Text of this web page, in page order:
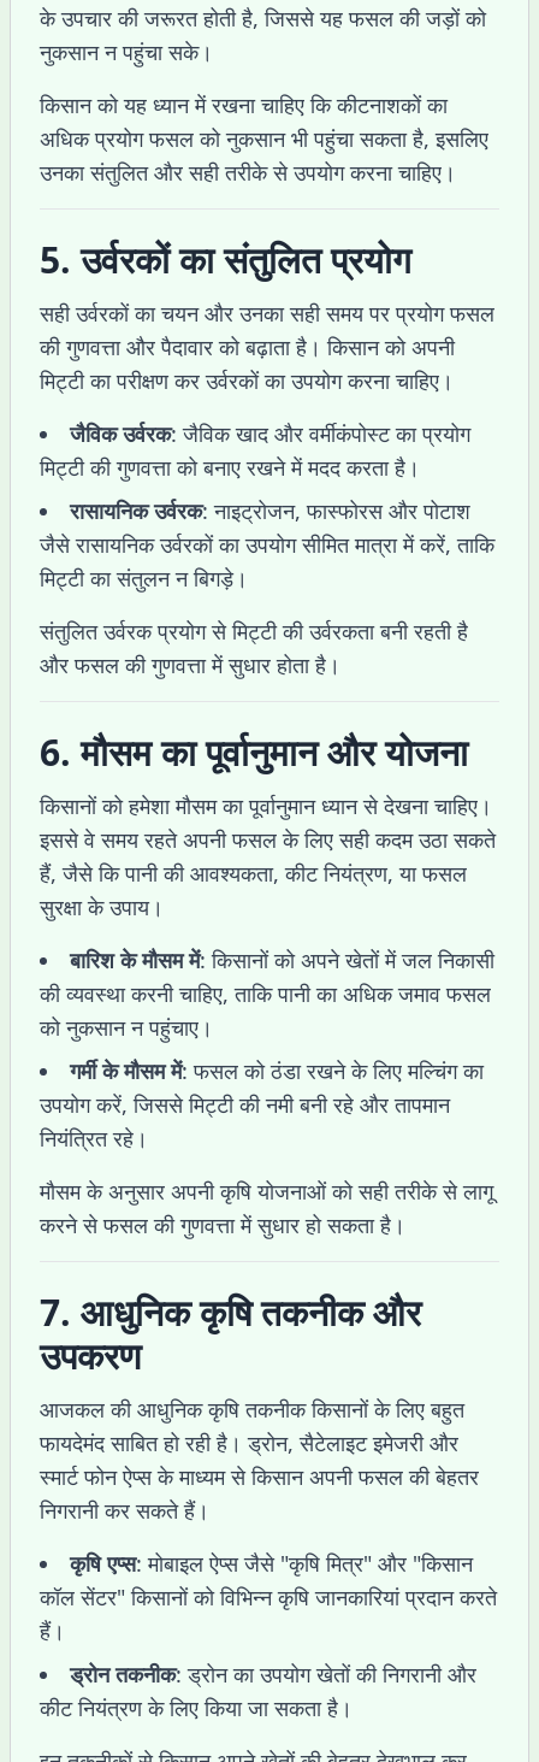
के उपचार की जरूरत होती है, जिससे यह फसल की जड़ों को
नुकसान न पहुंचा सके।
किसान को यह ध्यान में रखना चाहिए कि कीटनाशकों का
अधिक प्रयोग फसल को नुकसान भी पहुंचा सकता है, इसलिए
उनका संतुलित और सही तरीके से उपयोग करना चाहिए।
5. उर्वरकों का संतुलित प्रयोग
सही उर्वरकों का चयन और उनका सही समय पर प्रयोग फसल
की गुणवत्ता और पैदावार को बढ़ाता है। किसान को अपनी
मिट्टी का परीक्षण कर उर्वरकों का उपयोग करना चाहिए।
जैविक उर्वरक: जैविक खाद और वर्मीकंपोस्ट का प्रयोग
मिट्टी की गुणवत्ता को बनाए रखने में मदद करता है।
रासायनिक उर्वरक: नाइट्रोजन, फास्फोरस और पोटाश
जैसे रासायनिक उर्वरकों का उपयोग सीमित मात्रा में करें, ताकि
मिट्टी का संतुलन न बिगड़े।
संतुलित उर्वरक प्रयोग से मिट्टी की उर्वरकता बनी रहती है
और फसल की गुणवत्ता में सुधार होता है।
6. मौसम का पूर्वानुमान और योजना
किसानों को हमेशा मौसम का पूर्वानुमान ध्यान से देखना चाहिए।
इससे वे समय रहते अपनी फसल के लिए सही कदम उठा सकते
हैं, जैसे कि पानी की आवश्यकता, कीट नियंत्रण, या फसल
सुरक्षा के उपाय।
बारिश के मौसम में: किसानों को अपने खेतों में जल निकासी
की व्यवस्था करनी चाहिए, ताकि पानी का अधिक जमाव फसल
को नुकसान न पहुंचाए।
गर्मी के मौसम में: फसल को ठंडा रखने के लिए मल्चिंग का
उपयोग करें, जिससे मिट्टी की नमी बनी रहे और तापमान
नियंत्रित रहे।
मौसम के अनुसार अपनी कृषि योजनाओं को सही तरीके से लागू
करने से फसल की गुणवत्ता में सुधार हो सकता है।
7. आधुनिक कृषि तकनीक और
उपकरण
आजकल की आधुनिक कृषि तकनीक किसानों के लिए बहुत
फायदेमंद साबित हो रही है। ड्रोन, सैटेलाइट इमेजरी और
स्मार्ट फोन ऐप्स के माध्यम से किसान अपनी फसल की बेहतर
निगरानी कर सकते हैं।
कृषि एप्स: मोबाइल ऐप्स जैसे "कृषि मित्र" और "किसान
कॉल सेंटर" किसानों को विभिन्न कृषि जानकारियां प्रदान करते
हैं।
ड्रोन तकनीक: ड्रोन का उपयोग खेतों की निगरानी और
कीट नियंत्रण के लिए किया जा सकता है।